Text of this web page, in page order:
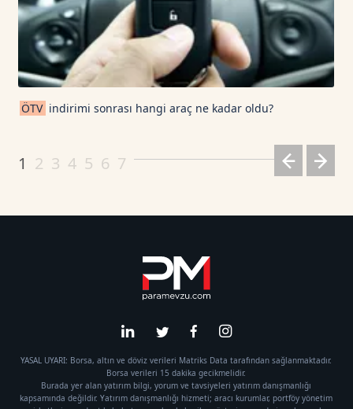
ÖTV indirimi sonrası hangi araç ne kadar oldu?
1 2 3 4 5 6 7
YASAL UYARI: Borsa, altın ve döviz verileri Matriks Data tarafından sağlanmaktadır.
Borsa verileri 15 dakika gecikmelidir.
Burada yer alan yatırım bilgi, yorum ve tavsiyeleri yatırım danışmanlığı
kapsamında değildir. Yatırım danışmanlığı hizmeti; aracı kurumlar, portföy yönetim